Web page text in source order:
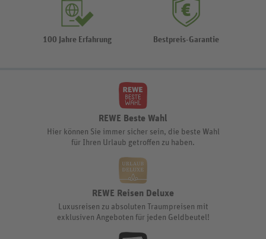
100 Jahre Erfahrung Bestpreis-Garantie
REWE Beste Wahl
Hier können Sie immer sicher sein, die beste Wahl
für Ihren Urlaub getroffen zu haben.
REWE Reisen Deluxe
Luxusreisen zu absoluten Traumpreisen mit
exklusiven Angeboten für jeden Geldbeutel!